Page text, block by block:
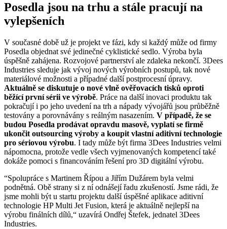
Posedla jsou na trhu a stále pracují na
vylepšeních
V současné době už je projekt ve fázi, kdy si každý může od firmy
Posedla objednat své jedinečné cyklistické sedlo. Výroba byla
úspěšně zahájena. Rozvojové partnerství ale zdaleka nekončí. 3Dees
Industries sleduje jak vývoj nových výrobních postupů, tak nové
materiálové možnosti a případné další postprocesní úpravy.
Aktuálně se diskutuje o nové vlně ověřovacích tisků oproti
běžící první sérii ve výrobě. Práce na další inovaci produktu tak
pokračují i po jeho uvedení na trh a nápady vývojářů jsou průběžně
testovány a porovnávány s reálným nasazením. V případě, že se
budou Posedla prodávat opravdu masově, vyplatí se firmě
ukončit outsourcing výroby a koupit vlastní aditivní technologie
pro sériovou výrobu. I tady může být firma 3Dees Industries velmi
nápomocna, protože vedle všech vyjmenovaných kompetencí také
dokáže pomoci s financováním řešení pro 3D digitální výrobu.
“Spolupráce s Martinem Řípou a Jiřím Dužárem byla velmi
podnětná. Obě strany si z ní odnášejí řadu zkušeností. Jsme rádi, že
jsme mohli být u startu projektu další úspěšné aplikace aditivní
technologie HP Multi Jet Fusion, která je aktuálně nejlepší na
výrobu finálních dílů,“ uzavírá Ondřej Štefek, jednatel 3Dees
Industries.